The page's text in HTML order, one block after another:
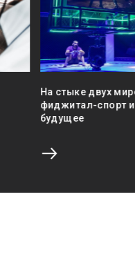
На стыке двух
фиджитал-спорт
будущее